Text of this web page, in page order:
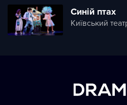
Синій птах
Київський